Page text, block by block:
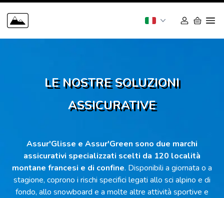
LE NOSTRE SOLUZIONI
ASSICURATIVE
Assur'Glisse e Assur'Green sono due marchi
assicurativi specializzati scelti da 120 località
montane francesi e di confine. Disponibili a giornata o a
stagione, coprono i rischi specifici legati allo sci alpino e di
fondo, allo snowboard e a molte altre attività sportive e